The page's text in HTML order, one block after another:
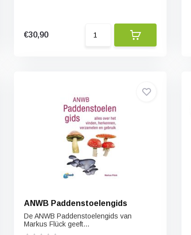
€30,90
ANWB Paddenstoelengids
De ANWB Paddenstoelengids van
Markus Flück geeft...